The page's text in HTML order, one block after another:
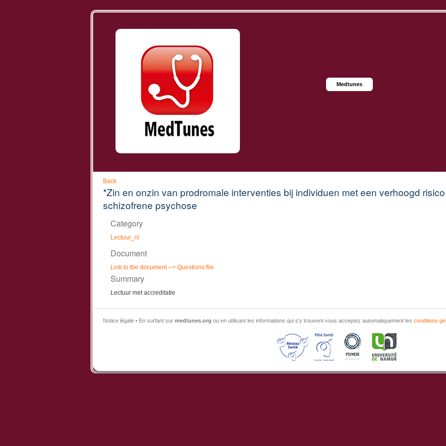
Medtunes
Back
*Zin en onzin van prodromale interventies bij individuen met een verhoogd
schizofrene psychose
Category
Lectuur_nl
Document
Link to the document--> Questions file
Summary
Lectuur met accreditatie
Notice légale • En surfant sur medtunes.org ou en utilisant les informations qui s'y trouvent vous acceptez automatiquement les conditions